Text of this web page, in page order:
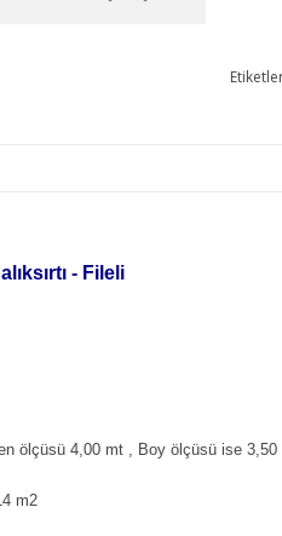
- Fileli
en ölçüsü 4,00 mt , Boy ölçüsü ise
m2